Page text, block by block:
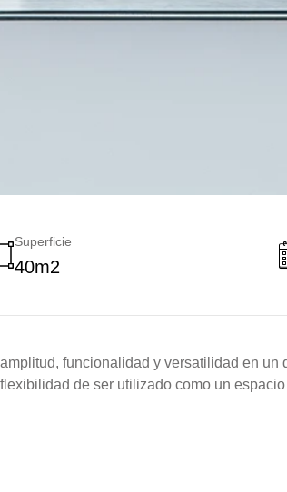
Superficie
40m2
funcionalidad y versatilidad en un
de ser utilizado como un